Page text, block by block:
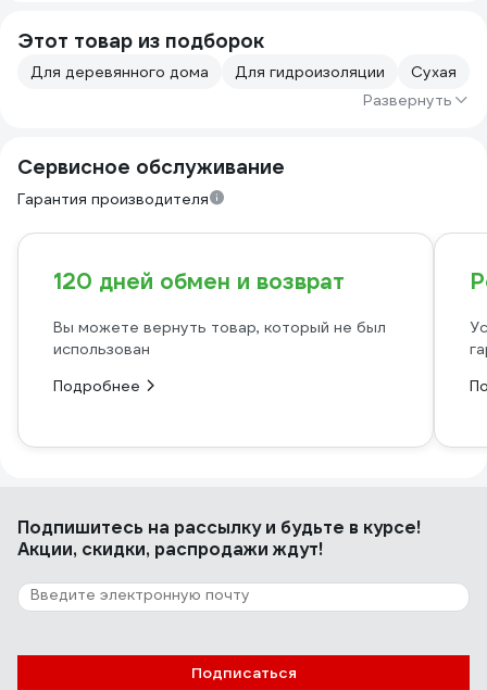
Этот товар из подборок
Для деревянного дома Для гидроизоляции
Сухая
Развернуть
Сервисное обслуживание
Гарантия производителя
120 дней обмен и возврат
Вы можете вернуть товар, который не был
использован
Подробнее
Подпишитесь на рассылкуи будьте в курсе!
Акции, скидки, распродажи ждут!
Подписаться